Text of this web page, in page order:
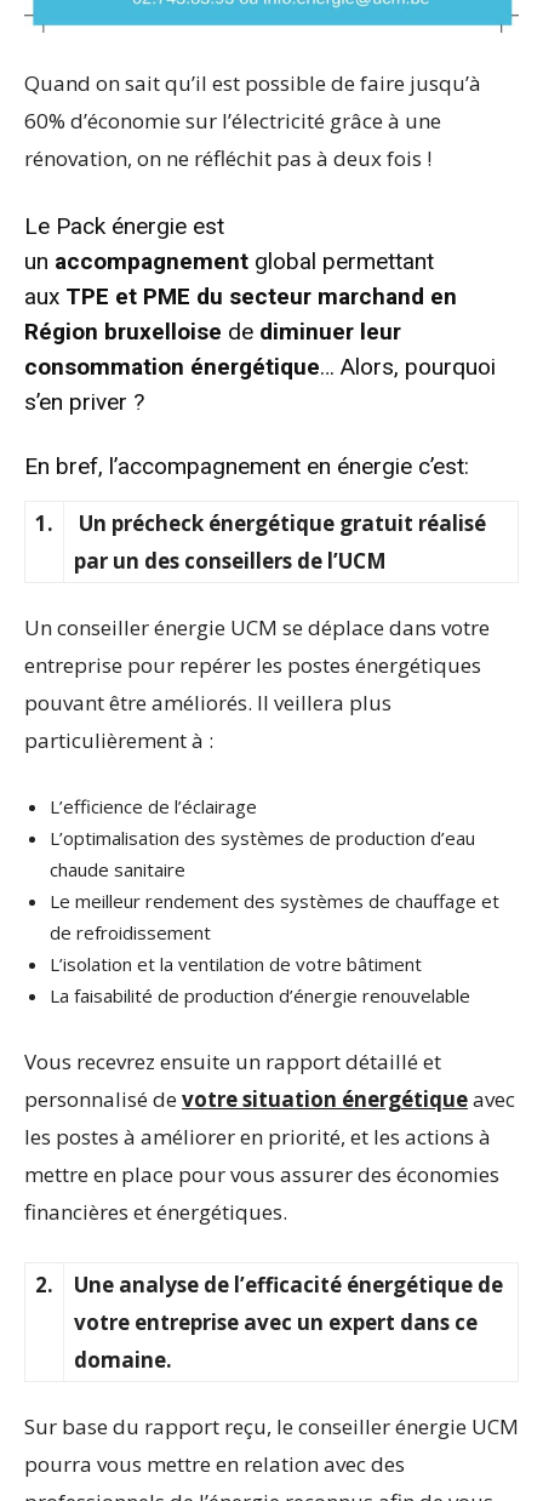
Quand on sait qu’il est possible de faire jusqu’à
60% d’économie sur l’électricité grâce à une
rénovation, on ne réfléchit pas à deux fois !
Le Pack énergie est
un accompagnement global permettant
aux TPE et PME du secteur marchand en
Région bruxelloise de diminuer leur
consommation énergétique… Alors, pourquoi
s’en priver ?
En bref, l’accompagnement en énergie c’est:
1.
Un précheck énergétique gratuit réalisé
par un des conseillers de l’UCM
Un conseiller énergie UCM se déplace dans votre
entreprise pour repérer les postes énergétiques
pouvant être améliorés. Il veillera plus
particulièrement à :
L’efficience de l’éclairage
L’optimalisation des systèmes de production d’eau
chaude sanitaire
Le meilleur rendement des systèmes de chauffage et
de refroidissement
L’isolation et la ventilation de votre bâtiment
La faisabilité de production d’énergie renouvelable
Vous recevrez ensuite un rapport détaillé et
personnalisé devotre situation énergétiqueavec
les postes à améliorer en priorité, et les actions à
mettre en place pour vous assurer des économies
financières et énergétiques.
2.
Une analyse de l’efficacité énergétique de
votre entreprise avec un expert dans ce
domaine.
Sur base du rapport reçu, le conseiller énergie UCM
pourra vous mettre en relation avec des